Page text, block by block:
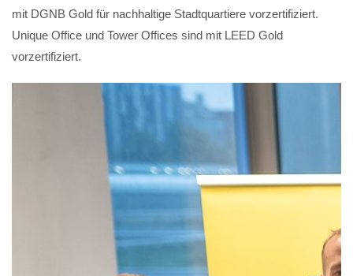
mit DGNB Gold für nachhaltige Stadtquartiere vorzertifiziert.
Unique Office und Tower Offices sind mit LEED Gold
vorzertifiziert.